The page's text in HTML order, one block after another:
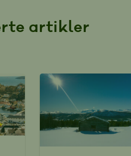
artikler